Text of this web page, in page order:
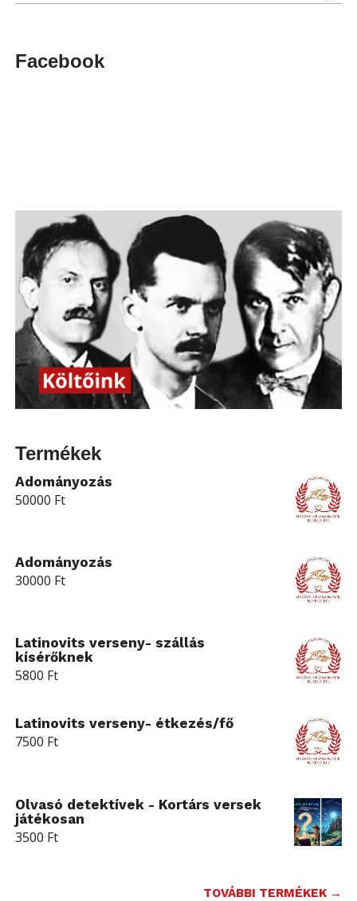
Facebook
Termékek
Adományozás
50000 Ft
Adományozás
30000 Ft
Latinovits verseny- szállás
kísérőknek
5800 Ft
Latinovits verseny- étkezés/fő
7500 Ft
Olvasó detektívek - Kortárs versek
játékosan
3500 Ft
TOVÁBBI TERMÉKEK →